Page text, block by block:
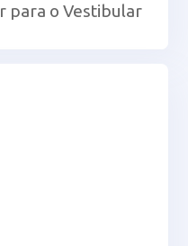
para o Vestibular